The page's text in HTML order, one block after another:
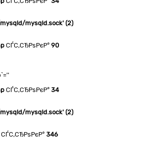
mysqld.sock' (2)
СЃС‚СЂРѕРєР°90
СЃС‚СЂРѕРєР°34
mysqld.sock' (2)
СЃС‚СЂРѕРєР°346